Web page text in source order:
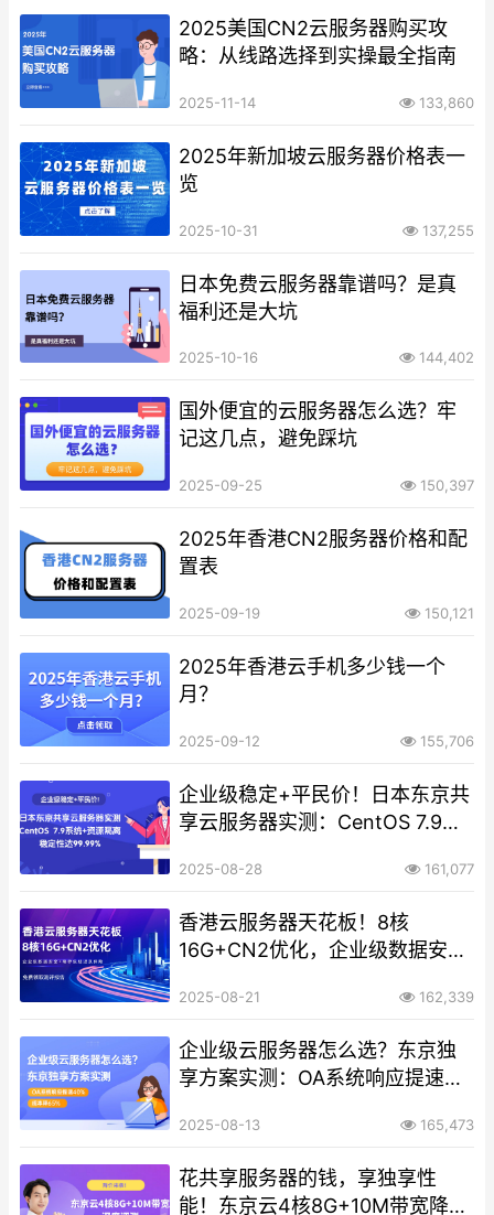
2025美国CN2云服务器购买攻
略：从线路选择到实操最全指南
2025-11-14 133,860
2025年新加坡云服务器价格表一
览
2025-10-31 137,255
日本免费云服务器靠谱吗？是真
福利还是大坑
2025-10-16 144,402
国外便宜的云服务器怎么选？牢
记这几点，避免踩坑
2025-09-25 150,397
2025年香港CN2服务器价格和配
置表
2025-09-19 150,121
2025年香港云手机多少钱一个
月？
2025-09-12 155,706
企业级稳定+平民价！日本东京共
享云服务器实测：CentOS 7.9系
2025-08-28 161,077
香港云服务器天花板！8核
16G+CN2优化，企业级数据安全
2025-08-21 162,339
企业级云服务器怎么选？东京独
享方案实测：OA系统响应提速
2025-08-13 165,473
花共享服务器的钱，享独享性
能！东京云4核8G+10M带宽降价